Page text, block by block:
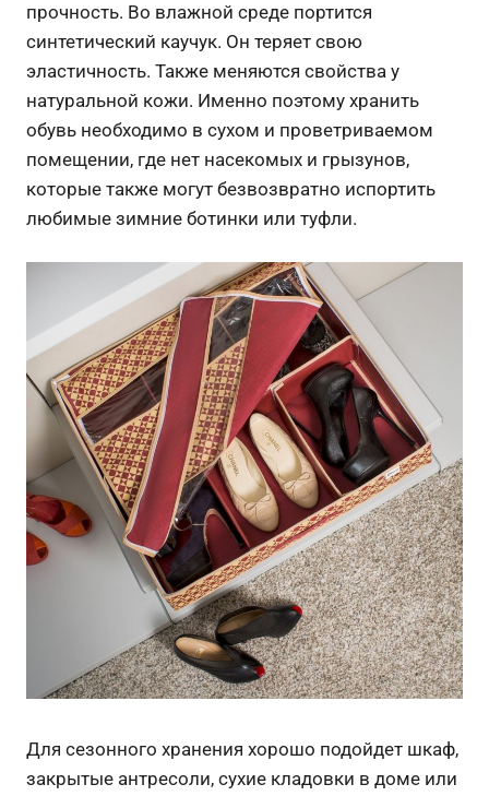
прочность. Во влажной среде портится
синтетический каучук. Он теряет свою
эластичность. Также меняются свойства у
натуральной кожи. Именно поэтому хранить
обувь необходимо в сухом и проветриваемом
помещении, где нет насекомых и грызунов,
которые также могут безвозвратно испортить
любимые зимние ботинки или туфли.
Для сезонного хранения хорошо подойдет шкаф,
закрытые антресоли, сухие кладовки в доме или